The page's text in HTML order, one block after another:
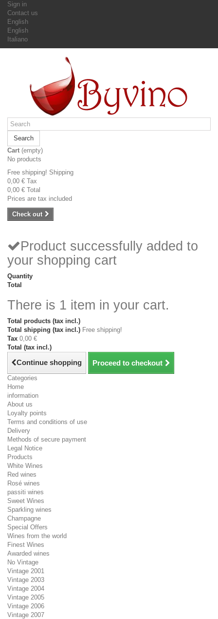
Sign in
Contact us
English
English
Italiano
Search
Cart (empty)
No products
Free shipping! Shipping
0,00 € Tax
0,00 € Total
Prices are tax included
Check out
Product successfully added to
your shopping cart
Quantity
Total
There is 1 item in your cart.
Total products (tax incl.)
Total shipping (tax incl.) Free shipping!
Tax 0,00 €
Total (tax incl.)
Continue shopping Proceed to checkout
Categories
Home
information
About us
Loyalty points
Terms and conditions of use
Delivery
Methods of secure payment
Legal Notice
Products
White Wines
Red wines
Rosé wines
passiti wines
Sweet Wines
Sparkling wines
Champagne
Special Offers
Wines from the world
Finest Wines
Awarded wines
No Vintage
Vintage 2001
Vintage 2003
Vintage 2004
Vintage 2005
Vintage 2006
Vintage 2007